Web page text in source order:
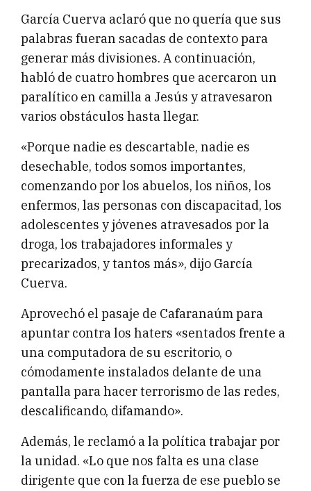
García Cuerva aclaró que no quería que sus
palabras fueran sacadas de contexto para
generar más divisiones. A continuación,
habló de cuatro hombres que acercaron un
paralítico en camilla a Jesús y atravesaron
varios obstáculos hasta llegar.
«Porque nadie es descartable, nadie es
desechable, todos somos importantes,
comenzando por los abuelos, los niños, los
enfermos, las personas con discapacitad, los
adolescentes y jóvenes atravesados por la
droga, los trabajadores informales y
precarizados, y tantos más», dijo García
Cuerva.
Aprovechó el pasaje de Cafaranaúm para
apuntar contra los haters «sentados frente a
una computadora de su escritorio, o
cómodamente instalados delante de una
pantalla para hacer terrorismo de las redes,
descalificando, difamando».
Además, le reclamó a la política trabajar por
la unidad. «Lo que nos falta es una clase
dirigente que con la fuerza de ese pueblo se